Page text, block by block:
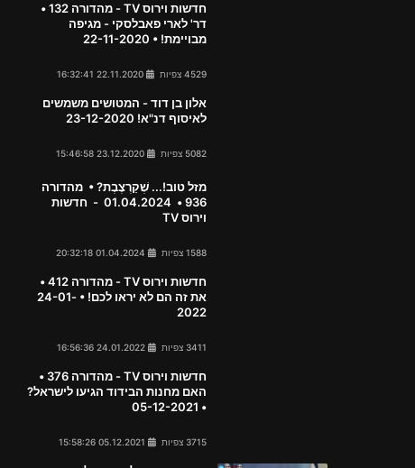
חדשות וירוס TV - מהדורה 132 •
דר' לארי פאבלסקי - מגיפה
מבויימת! • 22-11-2020
4529 צפיות
אלון בן דוד - המטושים משמשים
לאיסוף דנ"א! 23-12-2020
5082 צפיות
מזל טוב!... שְׁקַרְצֶבֶת? • מהדורה
936 • 01.04.2024 - חדשות
וירוס TV
1588 צפיות
חדשות וירוס TV - מהדורה 412 •
את זה הם לא יראו לכם! • 24-01-
2022
3411 צפיות
חדשות וירוס TV - מהדורה 376 •
האם מחנות הבידוד הגיעו לישראל?
• 05-12-2021
3715 צפיות